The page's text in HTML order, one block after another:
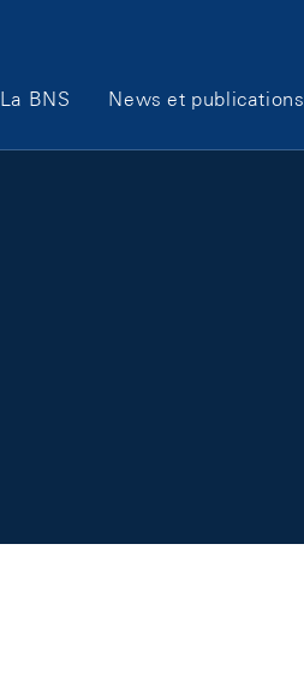
Main Navigation
La BNS News et publications